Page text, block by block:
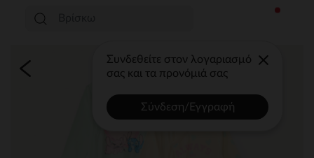
Συνδεθείτε στον λογαριασμό
σας και τα προνόμιά σας
Σύνδεση/Εγγραφή